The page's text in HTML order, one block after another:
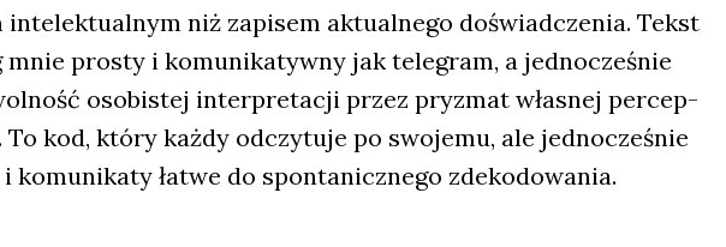
niż zapi­sem aktu­al­ne­go doświad­cze­nia. Tekst
mnie pro­sty i komu­ni­ka­tyw­ny jak tele­gram, a jed­no­cze­śnie
oso­bi­stej inter­pre­ta­cji przez pry­zmat wła­snej per­cep­
kod, któ­ry każ­dy odczy­tu­je po swo­je­mu, ale jed­no­cze­śnie
komu­ni­ka­ty łatwe do spon­ta­nicz­ne­go zde­ko­do­wa­nia.